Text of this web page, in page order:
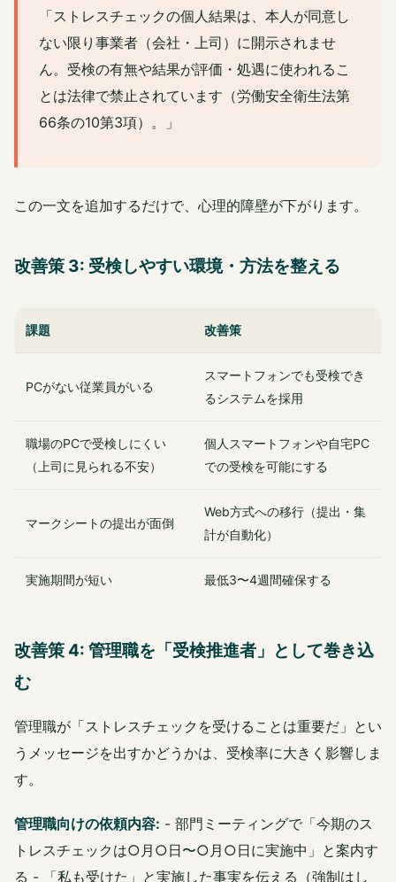
「ストレスチェックの個人結果は、本人が同意し
ない限り事業者（会社・上司）に開示されませ
ん。受検の有無や結果が評価・処遇に使われるこ
とは法律で禁止されています（労働安全衛生法第
66条の10第3項）。」
この一文を追加するだけで、心理的障壁が下がります。
改善策 3: 受検しやすい環境・方法を整える
課題 改善策
PCがない従業員がいる
スマートフォンでも受検でき
るシステムを採用
職場のPCで受検しにくい
（上司に見られる不安）
個人スマートフォンや自宅PC
での受検を可能にする
マークシートの提出が面倒
Web方式への移行（提出・集
計が自動化）
実施期間が短い 最低3〜4週間確保する
改善策 4: 管理職を「受検推進者」として巻き込
む
管理職が「ストレスチェックを受けることは重要だ」とい
うメッセージを出すかどうかは、受検率に大きく影響しま
す。
管理職向けの依頼内容: - 部門ミーティングで「今期のス
トレスチェックは○月○日〜○月○日に実施中」と案内す
る - 「私も受けた」と実施した事実を伝える（強制はし